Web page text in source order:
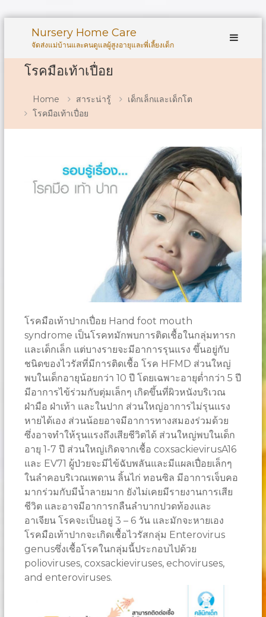
Nursery Home Care
จัดส่งแม่บ้านและคนดูแลผู้สูงอายุและพี่เลี้ยงเด็ก
โรคมือเท้าเปื่อย
Home สาระน่ารู้
เด็กเล็กและเด็กโต
โรคมือเท้าเปื่อย
โรคมือเท้าปากเปื่อย Hand foot mouth
syndrome เป็นโรคทมักพบการติดเชื้อในกลุ่มทารก
และเด็กเล็ก แต่บางรายจะมีอาการรุนแรง ขึ้นอยู่กับ
ชนิดของไวรัสที่มีการติดเชื้อ โรค HFMD ส่วนใหญ่
พบในเด็กอายุน้อยกว่า 10 ปี โดยเฉพาะอายุต่ำกว่า 5 ปี
มีอาการไข้ร่วมกับตุ่มเล็กๆ เกิดขึ้นที่ผิวหนังบริเวณ
ฝ่ามือ ฝ่าเท้า และในปาก ส่วนใหญ่อาการไม่รุนแรง
หายได้เอง ส่วนน้อยอาจมีอาการทางสมองร่วมด้วย
ซึ่งอาจทำให้รุนแรงถึงเสียชีวิตได้ ส่วนใหญ่พบในเด็ก
อายุ 1-7 ปี ส่วนใหญ่เกิดจากเชื้อ coxsackievirusA16
และ EV71 ผู้ป่วยจะมีไข้ฉับพลันและมีแผลเปื่อยเล็กๆ
ในลำคอบริเวณเพดาน ลิ้นไก่ ทอนซิล มีอาการเจ็บคอ
มากร่วมกับมีน้ำลายมาก ยังไม่เคยมีรายงานการเสีย
ชีวิต และอาจมีอาการกลืนลำบากปวดท้องและ
อาเจียน โรคจะเป็นอยู่ 3 – 6 วัน และมักจะหายเอง
โรคมือเท้าปากจะเกิดเชื้อไวรัสกลุ่ม Enterovirus
genusซึ่งเชื้อโรคในกลุ่มนี้ประกอบไปด้วย
polioviruses, coxsackieviruses, echoviruses,
and enteroviruses.